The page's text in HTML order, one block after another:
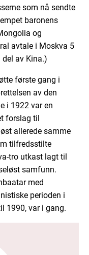
som nå sendte
baronens
og
avtale i Moskva 5
av Kina.)
første gang i
av den
i 1922 var en
forslag til
allerede samme
tilfredsstilte
tro utkast lagt til
samfunn.
med
perioden i
1990, var i gang.